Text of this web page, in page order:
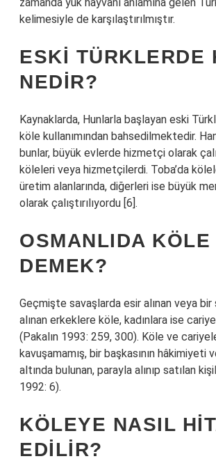
kelimesiyle de karşılaştırılmıştır.
ESKI TÜRKLERDE
NEDIR?
Kaynaklarda, Hunlarla başlayan eski
köle kullanımından bahsedilmektedir.
bunlar, büyük evlerde hizmetçi olarak
köleleri veya hizmetçilerdi. Toba’da
üretim alanlarında, diğerleri ise büyük
olarak çalıştırılıyordu [6].
OSMANLIDA KÖLE
DEMEK?
Geçmişte savaşlarda esir alınan veya bir
alınan erkeklere köle, kadınlara ise
(Pakalın 1993: 259, 300). Köle ve
kavuşamamış, bir başkasının hâkimiyeti
altında bulunan, parayla alınıp satılan
1992: 6).
KÖLEYE NASIL
EDILIR?